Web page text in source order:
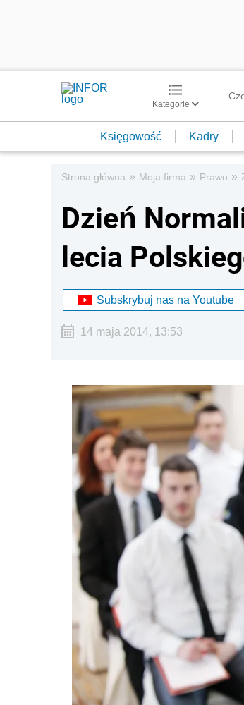
Kategorie
Księgowość Kadry
Strona główna » Moja firma » Prawo »
Dzień
lecia
Subskrybuj nas na Youtube
14 maja 2014, 13:53